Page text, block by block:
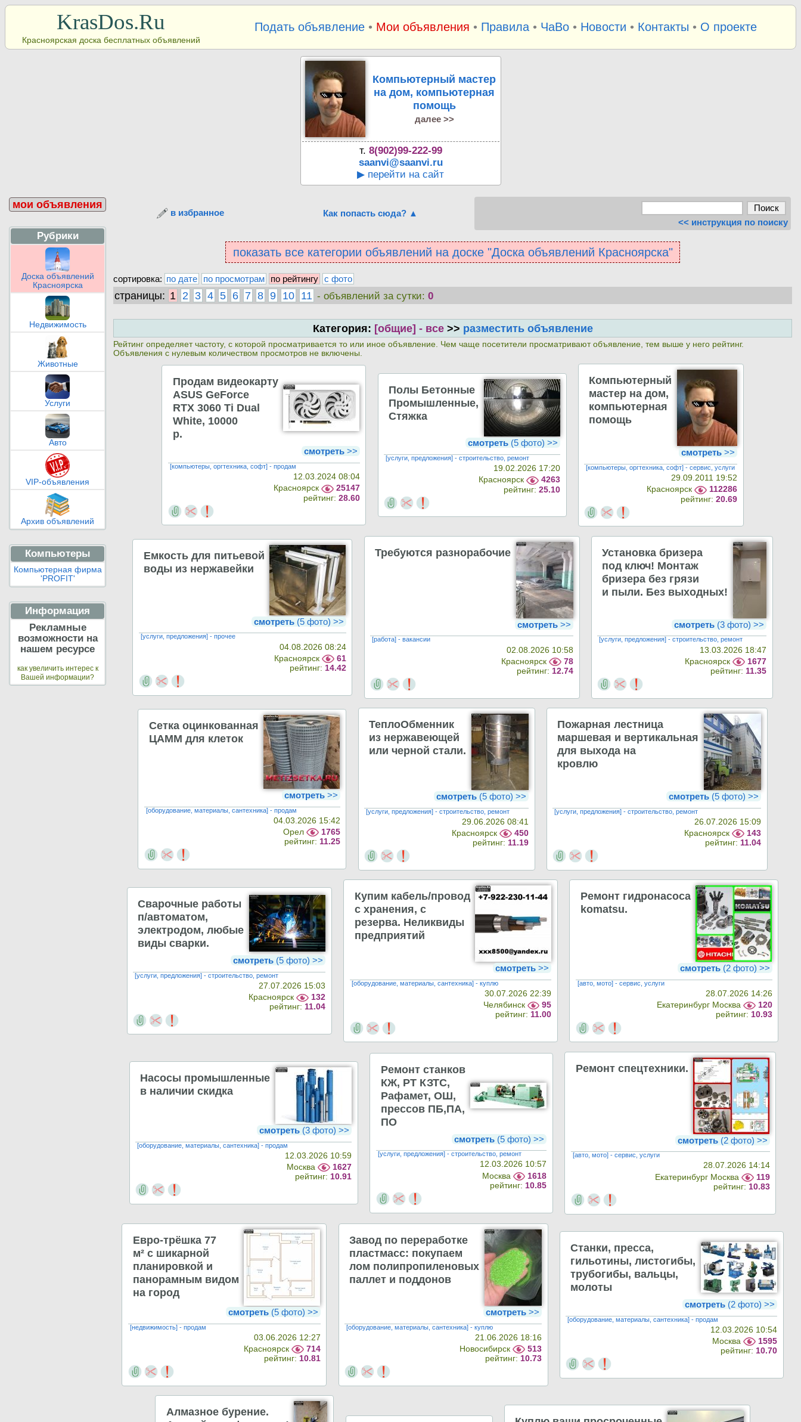
KrasDos.Ru
Красноярская доска бесплатных объявлений
Подать объявление• Мои объявления • Правила• ЧаВо• Новости • Контакты • О проекте
Компьютерный мастер
на дом, компьютерная
помощь
далее >>
т. 8(902)99-222-99
saanvi@saanvi.ru
▶ перейти на сайт
мои объявления
Рубрики
Доска объявлений
Красноярска
Недвижимость
Животные
Услуги
Авто
VIP-объявления
Архив объявлений
Компьютеры
Компьютерная фирма
'PROFIT'
Информация
Рекламные
возможности на
нашем ресурсе
как увеличить интерес к
Вашей информации?
в избранное
Как попасть сюда? ▲
<< инструкция по поиску
показать все категории объявлений на доске "Доска объявлений Красноярска"
сортировка: по дате по просмотрам по рейтингу с фото
страницы: 1 2 3 4 5 6 7 8 9 10 11 - объявлений за сутки: 0
Категория: [общие] - все>> разместить объявление
Рейтинг определяет частоту, с которой просматривается то или иное объявление. Чем чаще посетители просматривают объявление, тем выше у него рейтинг.
Объявления с нулевым количеством просмотров не включены.
Продам видеокарту
ASUS GeForce
RTX 3060 Ti Dual
White, 10000
р.
смотреть>>
[компьютеры, оргтехника, софт] - продам
12.03.2024 08:04
Красноярск
25147
рейтинг: 28.60
Полы Бетонные
Промышленные,
Стяжка
смотреть(5 фото) >>
[услуги, предложения] - строительство, ремонт
19.02.2026 17:20
Красноярск
4263
рейтинг: 25.10
Компьютерный
мастер на дом,
компьютерная
помощь
смотреть >>
[компьютеры, оргтехника, софт] - сервис, услуги
29.09.2011 19:52
Красноярск
112286
рейтинг:20.69
Емкость для питьевой
воды из нержавейки
смотреть(5 фото) >>
[услуги, предложения] - прочее
04.08.2026 08:24
Красноярск
61
рейтинг: 14.42
Требуются разнорабочие
смотреть>>
[работа] - вакансии
02.08.2026 10:58
Красноярск
78
рейтинг: 12.74
Установка бризера
под ключ! Монтаж
бризера без грязи
и пыли. Без выходных!
смотреть (3 фото) >>
[услуги, предложения] - строительство, ремонт
13.03.2026 18:47
Красноярск
1677
рейтинг: 11.35
Сетка оцинкованная
ЦАММ для клеток
смотреть>>
[оборудование, материалы, сантехника] - продам
04.03.2026 15:42
Орел
1765
рейтинг: 11.25
ТеплоОбменник
из нержавеющей
или черной стали.
смотреть(5 фото) >>
[услуги, предложения] - строительство, ремонт
29.06.2026 08:41
Красноярск
450
рейтинг: 11.19
Пожарная лестница
маршевая и вертикальная
для выхода на
кровлю
смотреть (5 фото) >>
[услуги, предложения] - строительство, ремонт
26.07.2026 15:09
Красноярск
143
рейтинг:11.04
Сварочные работы
п/автоматом,
электродом, любые
виды сварки.
смотреть (5 фото) >>
[услуги, предложения] - строительство, ремонт
27.07.2026 15:03
Красноярск
132
рейтинг:11.04
Купим кабель/провод
с хранения, с
резерва. Неликвиды
предприятий
смотреть >>
[оборудование, материалы, сантехника] - куплю
30.07.2026 22:39
Челябинск
95
рейтинг:11.00
Ремонт гидронасоса
komatsu.
смотреть(2 фото) >>
[авто, мото] - сервис, услуги
28.07.2026 14:26
Екатеринбург Москва
120
рейтинг: 10.93
Насосы промышленные
в наличии скидка
смотреть (3 фото) >>
[оборудование, материалы, сантехника] - продам
12.03.2026 10:59
Москва
1627
рейтинг:10.91
Ремонт станков
КЖ, РТ КЗТС,
Рафамет, ОШ,
прессов ПБ,ПА,
ПО
смотреть (5 фото) >>
[услуги, предложения] - строительство, ремонт
12.03.2026 10:57
Москва
1618
рейтинг: 10.85
Ремонт спецтехники.
смотреть(2 фото) >>
[авто, мото] - сервис, услуги
28.07.2026 14:14
Екатеринбург Москва
119
рейтинг: 10.83
Евро-трёшка 77
м² с шикарной
планировкой и
панорамным видом
на город
смотреть(5 фото) >>
[недвижимость] - продам
03.06.2026 12:27
Красноярск
714
рейтинг: 10.81
Завод по переработке
пластмасс: покупаем
лом полипропиленовых
паллет и поддонов
смотреть>>
[оборудование, материалы, сантехника] - куплю
21.06.2026 18:16
Новосибирск
513
рейтинг: 10.73
Станки, пресса,
гильотины, листогибы,
трубогибы, вальцы,
молоты
смотреть (2 фото) >>
[оборудование, материалы, сантехника] - продам
12.03.2026 10:54
Москва
1595
рейтинг:10.70
Алмазное бурение.